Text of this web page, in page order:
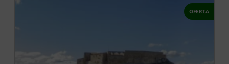
OFERTA